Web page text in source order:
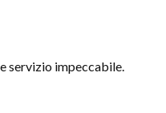
servizio impeccabile.